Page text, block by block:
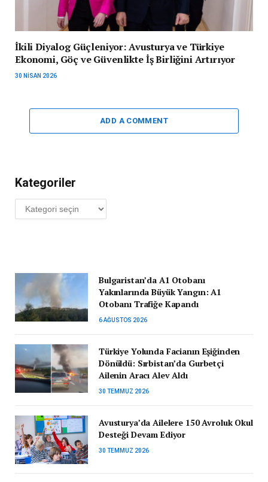
İkili Diyalog Güçleniyor: Avusturya ve Türkiye
Ekonomi, Göç ve Güvenlikte İş Birliğini Artırıyor
30 NISAN 2026
ADD A COMMENT
Kategoriler
Kategoriler
Bulgaristan’da A1 Otobanı
Yakınlarında Büyük Yangın: A1
Otobanı Trafiğe Kapandı
6 AĞUSTOS 2026
Türkiye Yolunda Facianın Eşiğinden
Dönüldü: Sırbistan’da Gurbetçi
Ailenin Aracı Alev Aldı
30 TEMMUZ 2026
Avusturya’da Ailelere 150 Avroluk Okul
Desteği Devam Ediyor
30 TEMMUZ 2026